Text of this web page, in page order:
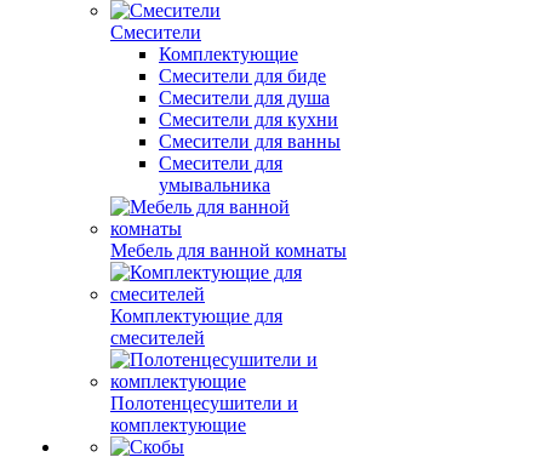
Смесители
Комплектующие
Смесители для биде
Смесители для душа
Смесители для кухни
Смесители для ванны
Смесители для
умывальника
Мебель для ванной комнаты
Комплектующие для
смесителей
Полотенцесушители и
комплектующие